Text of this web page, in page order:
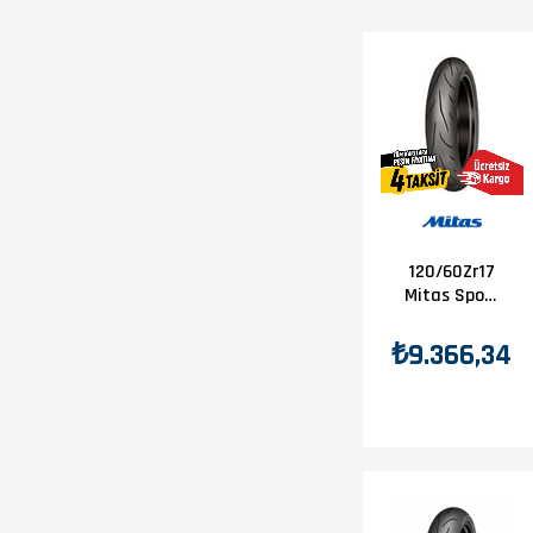
120/60Zr17
Mitas Sport
(55W) Ön
Lastik
₺9.366,34